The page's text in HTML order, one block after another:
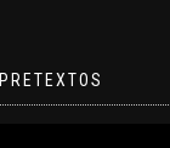
PRETEXTOS